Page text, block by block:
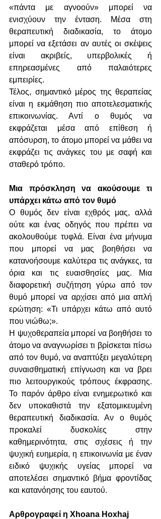
«πάντα με αγνοούν» μπορεί να
ενισχύουν την ένταση. Μέσα στη
θεραπευτική διαδικασία, το άτομο
μπορεί να εξετάσει αν αυτές οι σκέψεις
είναι ακριβείς, υπερβολικές ή
επηρεασμένες από παλαιότερες
εμπειρίες.
Τέλος, σημαντικό μέρος της θεραπείας
είναι η εκμάθηση πιο αποτελεσματικής
επικοινωνίας. Αντί ο θυμός να
εκφράζεται μέσα από επίθεση ή
απόσυρση, το άτομο μπορεί να μάθει να
εκφράζει τις ανάγκες του με σαφή και
σταθερό τρόπο.
Μια πρόσκληση να ακούσουμε τι
υπάρχει κάτω από τον θυμό
Ο θυμός δεν είναι εχθρός μας, αλλά
ούτε και ένας οδηγός που πρέπει να
ακολουθούμε τυφλά. Είναι ένα μήνυμα
που μπορεί να μας βοηθήσει να
κατανοήσουμε καλύτερα τις ανάγκες, τα
όρια και τις ευαισθησίες μας. Μια
διαφορετική συζήτηση γύρω από τον
θυμό μπορεί να αρχίσει από μια απλή
ερώτηση: «Τι υπάρχει κάτω από αυτό
που νιώθω;».
Η ψυχοθεραπεία μπορεί να βοηθήσει το
άτομο να αναγνωρίσει τι βρίσκεται πίσω
από τον θυμό, να αναπτύξει μεγαλύτερη
συναισθηματική επίγνωση και να βρει
πιο λειτουργικούς τρόπους έκφρασης.
Το παρόν άρθρο είναι ενημερωτικό και
δεν υποκαθιστά την εξατομικευμένη
θεραπευτική διαδικασία. Αν ο θυμός
προκαλεί δυσκολίες στην
καθημερινότητα, στις σχέσεις ή την
ψυχική ευημερία, η επικοινωνία με έναν
ειδικό ψυχικής υγείας μπορεί να
αποτελέσει σημαντικό βήμα φροντίδας
και κατανόησης του εαυτού.
Αρθρογραφεί η Xhoana Hoxhaj